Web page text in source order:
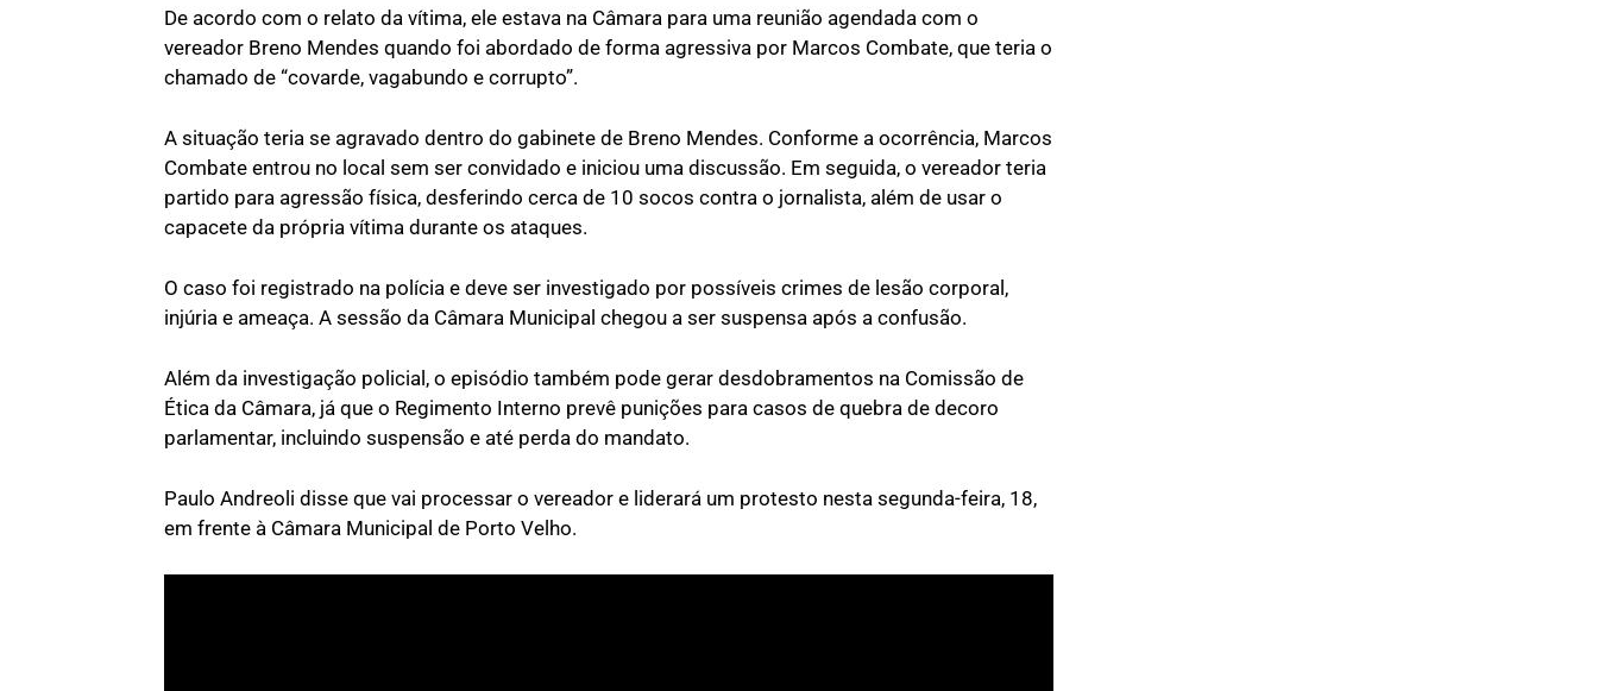
De acordo com o relato da vítima, ele estava na Câmara para uma reunião agendada com o
vereador Breno Mendes quando foi abordado de forma agressiva por Marcos Combate, que teria o
chamado de “covarde, vagabundo e corrupto”.
A situação teria se agravado dentro do gabinete de Breno Mendes. Conforme a ocorrência, Marcos
Combate entrou no local sem ser convidado e iniciou uma discussão. Em seguida, o vereador teria
partido para agressão física, desferindo cerca de 10 socos contra o jornalista, além de usar o
capacete da própria vítima durante os ataques.
O caso foi registrado na polícia e deve ser investigado por possíveis crimes de lesão corporal,
injúria e ameaça. A sessão da Câmara Municipal chegou a ser suspensa após a confusão.
Além da investigação policial, o episódio também pode gerar desdobramentos na Comissão de
Ética da Câmara, já que o Regimento Interno prevê punições para casos de quebra de decoro
parlamentar, incluindo suspensão e até perda do mandato.
Paulo Andreoli disse que vai processar o vereador e liderará um protesto nesta segunda-feira, 18,
em frente à Câmara Municipal de Porto Velho.